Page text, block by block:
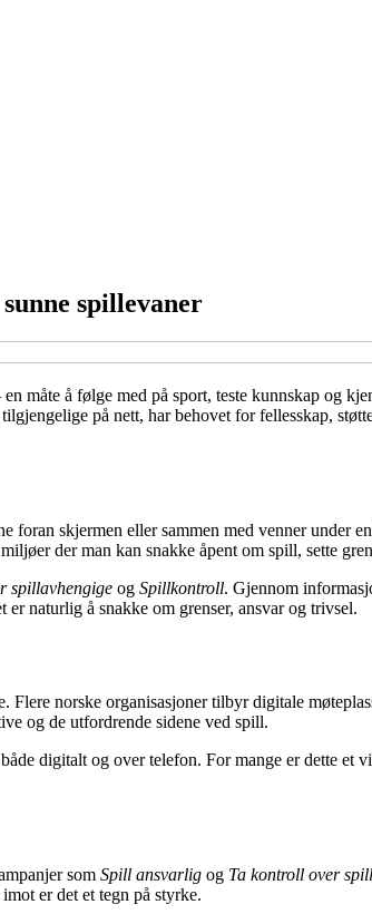
spillevaner
måte å følge med på sport, teste kunnskap og
på nett, har behovet for fellesskap,
skjermen eller sammen med venner under
der man kan snakke åpent om spill, sette
spillavhengige og Spillkontroll. Gjennom
naturlig å snakke om grenser, ansvar og trivsel.
norske organisasjoner tilbyr digitale
og de utfordrende sidene ved spill.
digitalt og over telefon. For mange er dette et
som Spill ansvarlig og Ta kontroll over
er det et tegn på styrke.